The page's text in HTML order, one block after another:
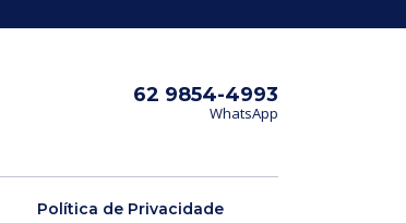
62 9854-4993
WhatsApp
Política de Privacidade